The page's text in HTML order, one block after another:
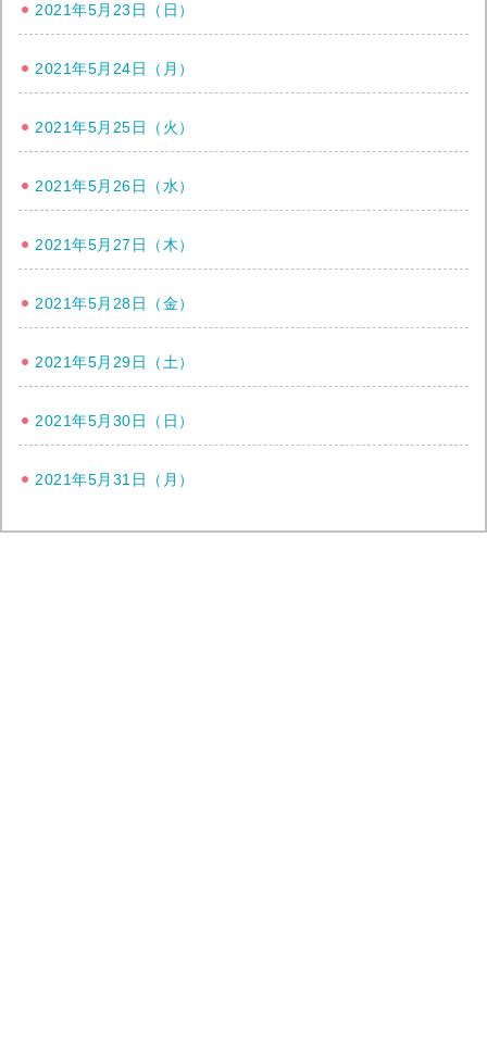
2021年5月23日（日）
2021年5月24日（月）
2021年5月25日（火）
2021年5月26日（水）
2021年5月27日（木）
2021年5月28日（金）
2021年5月29日（土）
2021年5月30日（日）
2021年5月31日（月）